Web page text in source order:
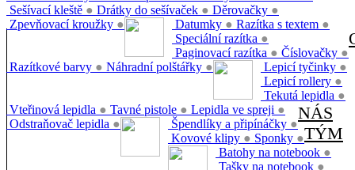
Sešívací kleště ● Drátky do sešívaček ● Děrovačky ●
Zpevňovací kroužky ● Datumky ● Razítka s textem ●
Speciální razítka ●
Paginovací razítka ● Číslovačky ●
Razítkové barvy ● Náhradní polštářky ● Lepicí tyčinky ●
Lepicí rollery ●
Tekutá lepidla ●
Vteřinová lepidla ● Tavné pistole ● Lepidla ve spreji ●
Odstraňovač lepidla ● Špendlíky a připínáčky ●
Kovové klipy ● Sponky ●
Batohy na notebook ●
Tašky na notebook ●
NÁS
TÝM